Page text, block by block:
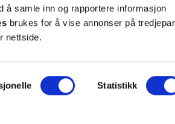
å samle inn og rapportere informasjon
brukes for å vise annonser på
nettside.
Statistikk
Kontakt oss